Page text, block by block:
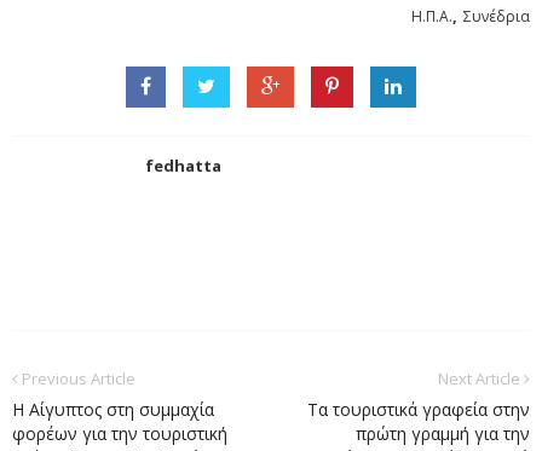
Η.Π.Α., Συνέδρια
fedhatta
Previous Article
Η Αίγυπτος στη συμμαχία
φορέων για την τουριστική
Next Article
Τα τουριστικά γραφεία στην
πρώτη γραμμή για την